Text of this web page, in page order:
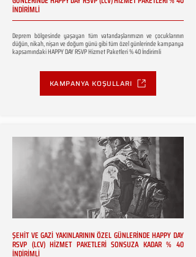
İNDİRİMLİ
Deprem bölgesinde yaşayan tüm vatandaşlarımızın ve çocuklarının
düğün, nikah, nişan ve doğum günü gibi tüm özel günlerinde kampanya
kapsamındaki HAPPY DAY RSVP Hizmet Paketleri % 40 İndirimli
KAMPANYA KOŞULLARI
ŞEHİT VE GAZİ YAKINLARININ ÖZEL GÜNLERİNDE HAPPY DAY
RSVP (LCV) HİZMET PAKETLERİ SONSUZA KADAR % 40
İNDİRİMLİ